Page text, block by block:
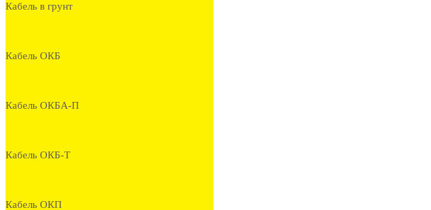
Кабель в грунт
Кабель ОКБ
Кабель ОКБА-П
Кабель ОКБ-Т
Кабель ОКП